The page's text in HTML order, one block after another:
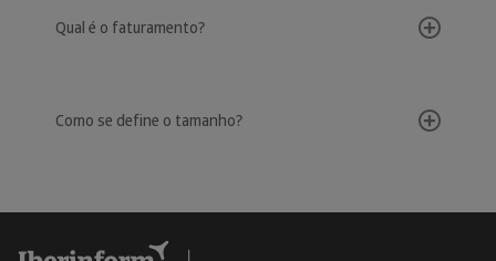
Qual é o faturamento?
Como se define o tamanho?